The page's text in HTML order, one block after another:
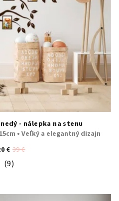
- nálepka na stenu
• Veľký a elegantný dizajn
€ 39 €
Priemerné hodnotenie produktu
(9)